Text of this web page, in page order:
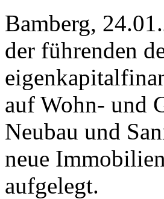
Bamberg,
der führenden
auf Wohn- und
Neubau und
neue
aufgelegt.